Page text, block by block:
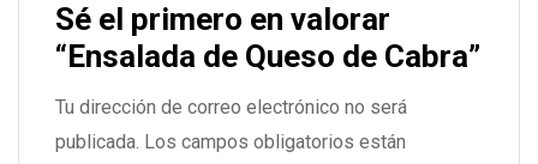
Sé el primero en valorar
“Ensalada de Queso de Cabra”
Tu dirección de correo electrónico no será
publicada. Los campos obligatorios están